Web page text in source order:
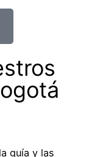
guía y las